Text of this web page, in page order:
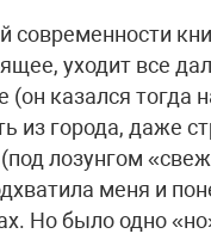
уходит все
(он казался тогда
из города, даже
лозунгом
меня и
Но было одно